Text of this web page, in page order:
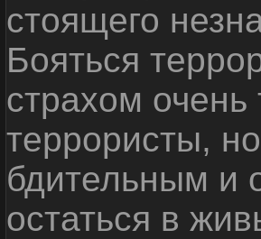
стоящего
Бояться
страхом
террористы,
бдительным и
остаться в